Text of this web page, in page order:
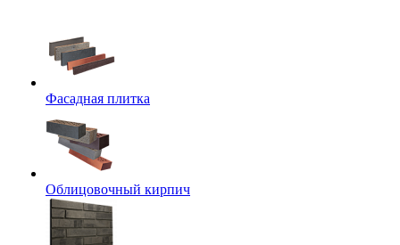
Фасадная плитка
Облицовочный кирпич